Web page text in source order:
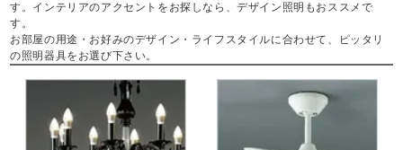
す。インテリアのアクセントをお探しなら、デザイン照明もおススメで
す。
お部屋の用途・お好みのデザイン・ライフスタイルに合わせて、ピッタリ
の照明器具をお選び下さい。